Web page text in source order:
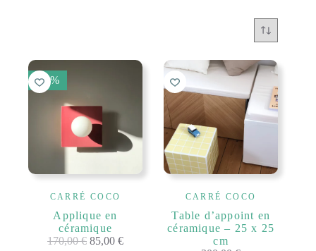
50 %
CARRÉ COCO
Applique en
céramique
170,00€ 85,00€
CARRÉ COCO
Table d’appoint en
céramique – 25 x 25
cm